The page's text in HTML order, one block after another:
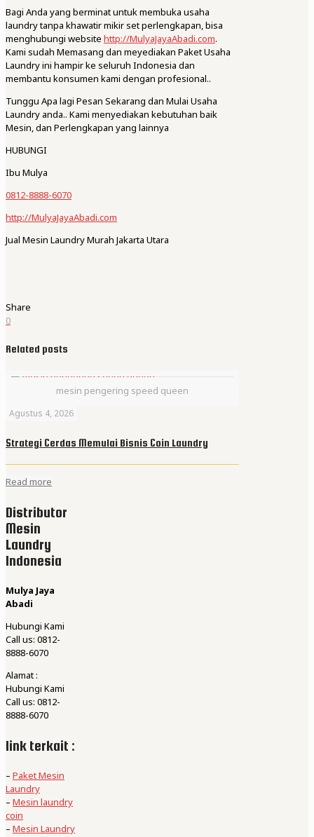
Bagi Anda yang berminat untuk membuka usaha
laundry tanpa khawatir mikir set perlengkapan, bisa
menghubungi website http://MulyaJayaAbadi.com.
Kami sudah Memasang dan meyediakan Paket Usaha
Laundry ini hampir ke seluruh Indonesia dan
membantu konsumen kami dengan profesional..
Tunggu Apa lagi Pesan Sekarang dan Mulai Usaha
Laundry anda.. Kami menyediakan kebutuhan baik
Mesin, dan Perlengkapan yang lainnya
HUBUNGI
Ibu Mulya
0812-8888-6070
http://MulyaJayaAbadi.com
Jual Mesin Laundry Murah Jakarta Utara
Share
0
Related posts
mesin pengering speed queen
Agustus 4, 2026
Strategi Cerdas Memulai Bisnis Coin Laundry
Read more
Distributor
Mesin
Laundry
Indonesia
Mulya Jaya
Abadi
Hubungi Kami
Call us: 0812-
8888-6070
Alamat :
Hubungi Kami
Call us: 0812-
8888-6070
link terkait :
– Paket Mesin
Laundry
– Mesin laundry
coin
– Mesin Laundry